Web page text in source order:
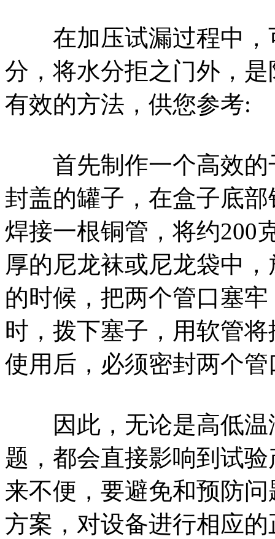
在加压试漏过程中，
分，将水分拒之门外，
有效的方法，供您参考:
首先制作一个高效的
封盖的罐子，在盒子底
焊接一根铜管，将约200
厚的尼龙袜或尼龙袋中
的时候，把两个管口塞
时，拨下塞子，用软管
使用后，必须密封两个管
因此，无论是高低温
题，都会直接影响到试
来不便，要避免和预防
方案，对设备进行相应